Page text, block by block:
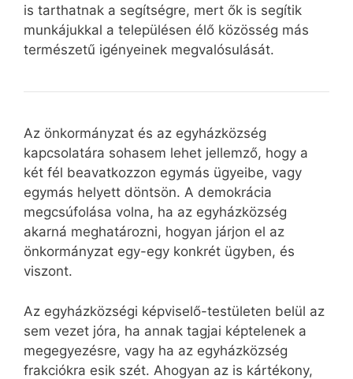
is tarthatnak a segítségre, mert ők is segítik
munkájukkal a településen élő közösség más
természetű igényeinek megvalósulását.
Az önkormányzat és az egyházközség
kapcsolatára sohasem lehet jellemző, hogy a
két fél beavatkozzon egymás ügyeibe, vagy
egymás helyett döntsön. A demokrácia
megcsúfolása volna, ha az egyházközség
akarná meghatározni, hogyan járjon el az
önkormányzat egy-egy konkrét ügyben, és
viszont.
Az egyházközségi képviselő-testületen belül az
sem vezet jóra, ha annak tagjai képtelenek a
megegyezésre, vagy ha az egyházközség
frakciókra esik szét. Ahogyan az is kártékony,